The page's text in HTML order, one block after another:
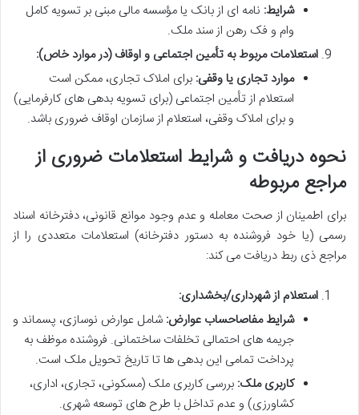
شرایط: نامه ای از بانک یا مؤسسه مالی مبنی بر تسویه کامل
وام و فک رهن از سند ملک.
استعلامات مربوط به تأمین اجتماعی و اوقاف (در موارد خاص):
موارد تجاری یا وقفی: برای املاک تجاری، ممکن است
استعلام از تأمین اجتماعی (برای تسویه بدهی های کارفرمایی)
و برای املاک وقفی، استعلام از سازمان اوقاف ضروری باشد.
نحوه دریافت و شرایط استعلامات ضروری از
مراجع مربوطه
برای اطمینان از صحت معامله و عدم وجود موانع قانونی، دفترخانه اسناد
رسمی (یا خود فروشنده به دستور دفترخانه) استعلامات متعددی را از
مراجع ذی ربط دریافت می کند:
استعلام از شهرداری/بخشداری:
شرایط مفاصاحساب عوارض: شامل عوارض نوسازی، پسماند و
جریمه های احتمالی تخلفات ساختمانی. فروشنده موظف به
پرداخت تمامی این بدهی ها تا تاریخ تحویل ملک است.
کاربری ملک: بررسی کاربری ملک (مسکونی، تجاری، اداری،
کشاورزی) و عدم تداخل با طرح های توسعه شهری.